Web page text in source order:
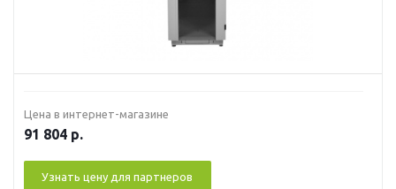
Цена в интернет-магазине
91 804 р.
Узнать цену для партнеров